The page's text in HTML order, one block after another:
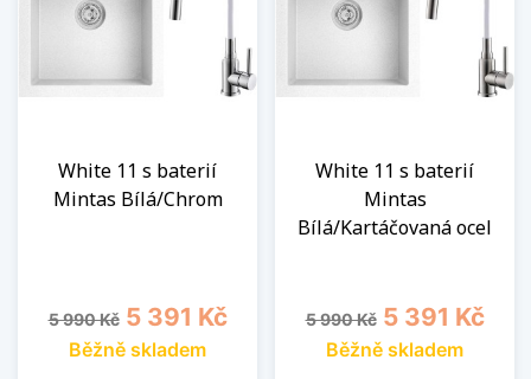
White 11 s baterií
Mintas Bílá/Chrom
Běžná cena
5 990 Kč Cena
5 391 Kč
Běžně skladem
White 11 s baterií
Mintas
Bílá/Kartáčovaná ocel
Běžná cena
5 990 Kč Cena
5 391 Kč
Běžně skladem